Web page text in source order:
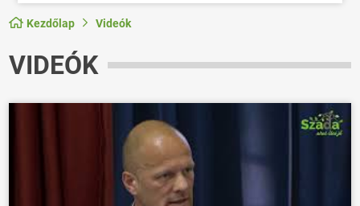
Kezdőlap Videók
VIDEÓK